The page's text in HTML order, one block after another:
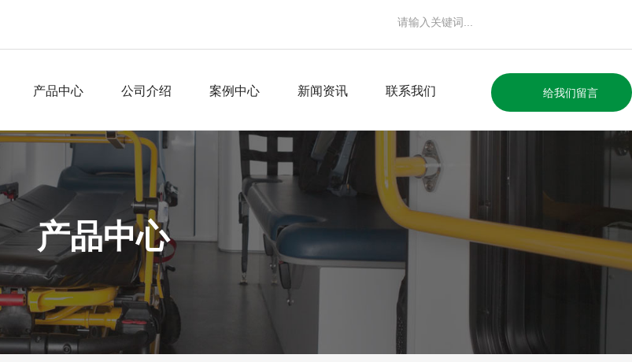
产品中心 公司介绍 案例中心 新闻资讯 联系我们 给我们留言
产品中心